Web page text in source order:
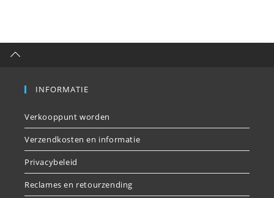
INFORMATIE
Verkooppunt worden
Verzendkosten en informatie
Privacybeleid
Reclames en retourzending